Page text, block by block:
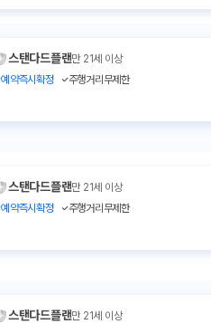
스탠다드플랜만 21세 이상
예약즉시확정
주행거리무제한
스탠다드플랜만 21세 이상
예약즉시확정
주행거리무제한
스탠다드플랜만 21세 이상